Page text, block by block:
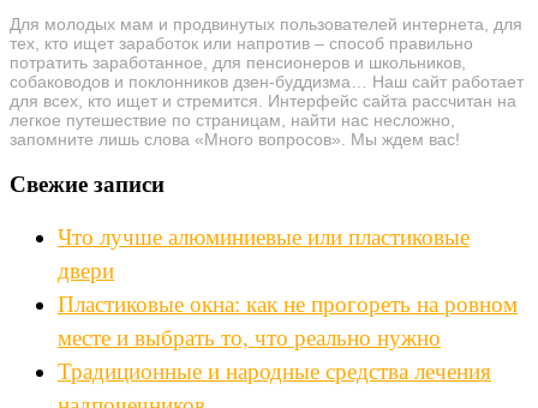
Для молодых мам и продвинутых пользователей интернета, для
тех, кто ищет заработок или напротив – способ правильно
потратить заработанное, для пенсионеров и школьников,
собаководов и поклонников дзен-буддизма… Наш сайт работает
для всех, кто ищет и стремится. Интерфейс сайта рассчитан на
легкое путешествие по страницам, найти нас несложно,
запомните лишь слова «Много вопросов». Мы ждем вас!
Свежие записи
Что лучше алюминиевые или пластиковые
двери
Пластиковые окна: как не прогореть на ровном
месте и выбрать то, что реально нужно
Традиционные и народные средства лечения